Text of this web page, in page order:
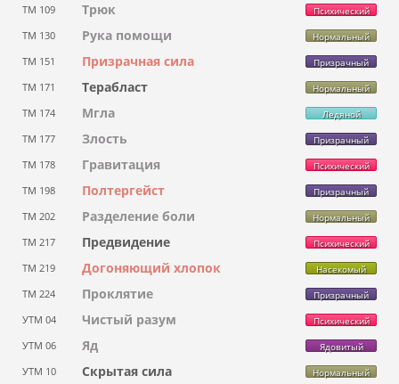
ТМ 109 Трюк Психический
ТМ 130 Рука помощи Нормальный
ТМ 151 Призрачная сила Призрачный
ТМ 171 Терабласт Нормальный
ТМ 174 Мгла Ледяной
ТМ 177 Злость Призрачный
ТМ 178 Гравитация Психический
ТМ 198 Полтергейст Призрачный
ТМ 202 Разделение боли Нормальный
ТМ 217 Предвидение Психический
ТМ 219 Догоняющий хлопок Насекомый
ТМ 224 Проклятие Призрачный
УТМ 04 Чистый разум Психический
УТМ 06 Яд Ядовитый
УТМ 10 Скрытая сила Нормальный